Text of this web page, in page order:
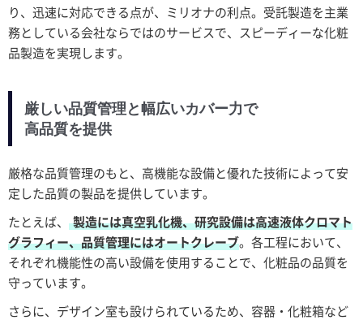
り、迅速に対応できる点が、ミリオナの利点。受託製造を主業
務としている会社ならではのサービスで、スピーディーな化粧
品製造を実現します。
厳しい品質管理と幅広いカバー力で
高品質を提供
厳格な品質管理のもと、高機能な設備と優れた技術によって安
定した品質の製品を提供しています。
たとえば、
製造には真空乳化機、研究設備は高速液体クロマト
グラフィー、品質管理にはオートクレーブ。各工程において、
それぞれ機能性の高い設備を使用することで、化粧品の品質を
守っています。
さらに、デザイン室も設けられているため、容器・化粧箱など